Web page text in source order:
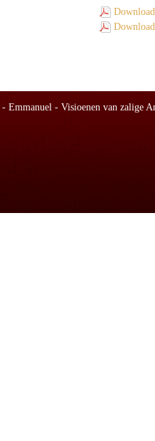
Emmanuel - Visioenen van zalige